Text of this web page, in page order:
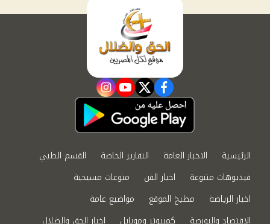
facebook
twitter
youtube
instagram
الرئيسية الاخبار العامة التقارير الخاصة
القسم الطبي
فيديوهات متنوعة
اخبار الفن
منوعات مسيحية
اخبار الرياضة
مطبخ الموقع
مواضيع عامة
الاقتصاد والبورصة
كمبيوتر وموبايل اخبار الحق والضلال